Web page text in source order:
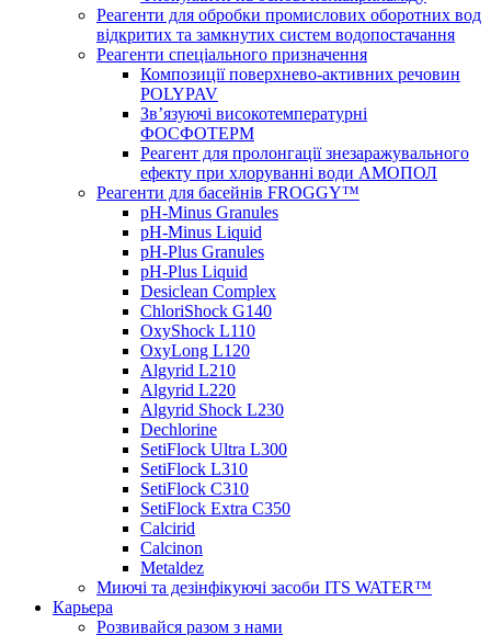
Реагенти для обробки промислових оборотних вод
відкритих та замкнутих систем водопостачання
Реагенти спеціального призначення
Композиції поверхнево-активних речовин
POLYPAV
Зв’язуючі високотемпературні
ФОСФОТЕРМ
Реагент для пролонгації знезаражувального
ефекту при хлоруванні води АМОПОЛ
Реагенти для басейнів FROGGY™
pH-Minus Granules
pH-Minus Liquid
pH-Plus Granules
pH-Plus Liquid
Desiclean Complex
ChloriShock G140
OxyShock L110
OxyLong L120
Algyrid L210
Algyrid L220
Algyrid Shock L230
Dechlorine
SetiFlock Ultra L300
SetiFlock L310
SetiFlock C310
SetiFlock Extra C350
Calcirid
Calcinon
Metaldez
Миючі та дезінфікуючі засоби ITS WATER™
Карьера
Розвивайся разом з нами